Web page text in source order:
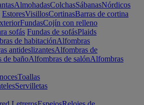
AlmohadasColchasSábanasNórdicos
EstoresVisillosCortinasBarras de cortina
FundasCojín con relleno
sofás Fundas de sofásPlaids
de habitaciónAlfombras
antideslizantesAlfombras de
de bañoAlfombras de salónAlfombras
Toallas
Servilletas